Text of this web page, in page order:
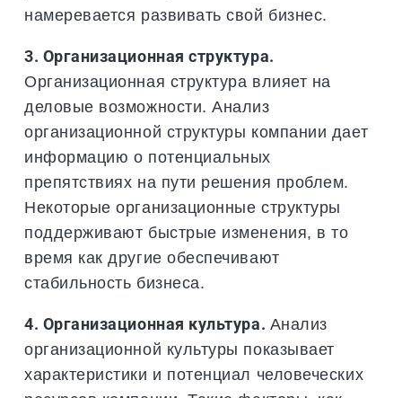
намеревается развивать свой бизнес.
3. Организационная структура.
Организационная структура влияет на
деловые возможности. Анализ
организационной структуры компании дает
информацию о потенциальных
препятствиях на пути решения проблем.
Некоторые организационные структуры
поддерживают быстрые изменения, в то
время как другие обеспечивают
стабильность бизнеса.
4. Организационная культура. Анализ
организационной культуры показывает
характеристики и потенциал человеческих